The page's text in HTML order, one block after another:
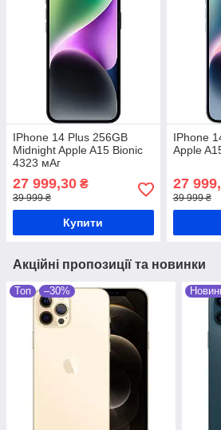
IPhone 14 Plus 256GB
Midnight Apple A15 Bionic
4323 мАг
27 999,30 ₴
39 999 ₴
Купити
IPhone
Apple
27
39 999 ₴
Акційні пропозиції та новинки
Топ –30%